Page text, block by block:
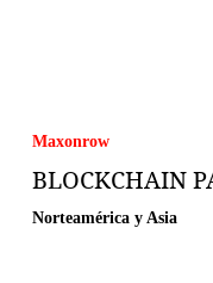
Maxonrow
BLOCKCHAIN
Norteamérica y Asia